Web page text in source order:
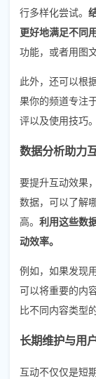
行多样化尝试。
更好地满足不同
功能，或者用图
此外，还可以根
果你的频道专注
评以及使用技巧。
数据分析助力
要提升互动效果
数据，可以了解
高。 利用这些数
动效率。
例如，如果发现
可以将重要的内
比不同内容类型
长期维护与用
互动不仅仅是短